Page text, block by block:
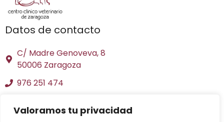
Valoramos tu privacidad
Datos de contacto
C/ Madre Genoveva, 8
50006 Zaragoza
976 251 474
Páginas legales